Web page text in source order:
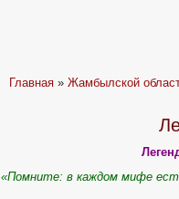
Главная »Жамбылской
«Помните: в каждом мифе